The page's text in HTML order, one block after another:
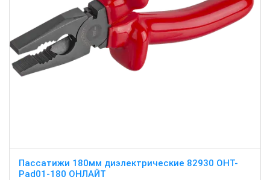
Пассатижи 180мм диэлектрические 82930 OHT-
Pad01-180 ОНЛАЙТ